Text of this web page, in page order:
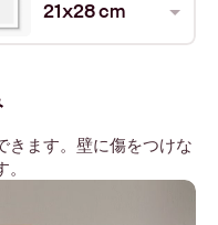
21x28 cm
きます。壁に傷をつけな